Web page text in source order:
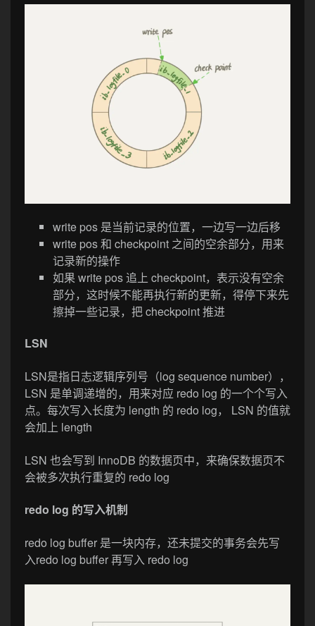
write pos 是当前记录的位置，一边写一边后移
write pos 和 checkpoint 之间的空余部分，用来
记录新的操作
如果 write pos 追上 checkpoint，表示没有空余
部分，这时候不能再执行新的更新，得停下来先
擦掉一些记录，把 checkpoint 推进
LSN
LSN是指日志逻辑序列号（log sequence number），
LSN 是单调递增的，用来对应 redo log 的一个个写入
点。每次写入长度为 length 的 redo log， LSN 的值就
会加上 length
LSN 也会写到 InnoDB 的数据页中，来确保数据页不
会被多次执行重复的 redo log
redo log 的写入机制
redo log buffer 是一块内存，还未提交的事务会先写
入redo log buffer 再写入 redo log